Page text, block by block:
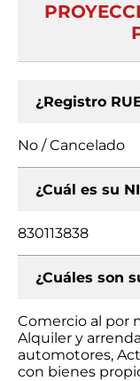
¿Registro
No / Cancelado
¿Cuál es su
830113838
¿Cuáles son
Comercio al por
Alquiler y
automotores,
con bienes